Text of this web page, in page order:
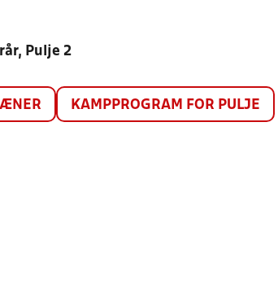
Pulje 2
KAMPPROGRAM FOR PULJE